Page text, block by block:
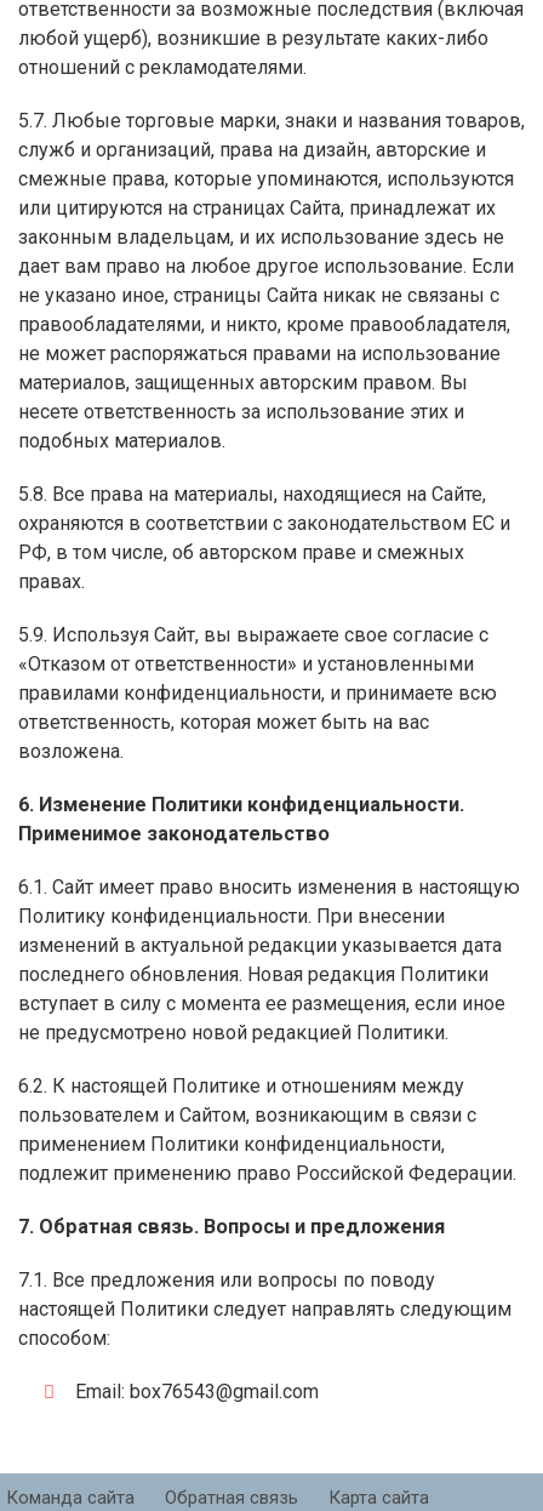
ответственности за возможные последствия (включая
любой ущерб), возникшие в результате каких-либо
отношений с рекламодателями.
5.7. Любые торговые марки, знаки и названия товаров,
служб и организаций, права на дизайн, авторские и
смежные права, которые упоминаются, используются
или цитируются на страницах Сайта, принадлежат их
законным владельцам, и их использование здесь не
дает вам право на любое другое использование. Если
не указано иное, страницы Сайта никак не связаны с
правообладателями, и никто, кроме правообладателя,
не может распоряжаться правами на использование
материалов, защищенных авторским правом. Вы
несете ответственность за использование этих и
подобных материалов.
5.8. Все права на материалы, находящиеся на Сайте,
охраняются в соответствии с законодательством ЕС и
РФ, в том числе, об авторском праве и смежных
правах.
5.9. Используя Сайт, вы выражаете свое согласие с
«Отказом от ответственности» и установленными
правилами конфиденциальности, и принимаете всю
ответственность, которая может быть на вас
возложена.
6. Изменение Политики конфиденциальности.
Применимое законодательство
6.1. Сайт имеет право вносить изменения в настоящую
Политику конфиденциальности. При внесении
изменений в актуальной редакции указывается дата
последнего обновления. Новая редакция Политики
вступает в силу с момента ее размещения, если иное
не предусмотрено новой редакцией Политики.
6.2. К настоящей Политике и отношениям между
пользователем и Сайтом, возникающим в связи с
применением Политики конфиденциальности,
подлежит применению право Российской Федерации.
7. Обратная связь. Вопросы и предложения
7.1. Все предложения или вопросы по поводу
настоящей Политики следует направлять следующим
способом:
Email: box76543@gmail.com
Команда сайта Обратная связь Карта сайта